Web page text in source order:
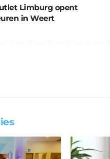
Limburg opent
in Weert